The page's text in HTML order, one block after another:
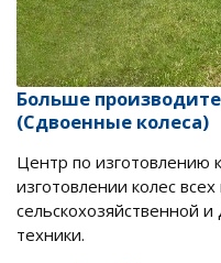
Больше
(Сдвоенные колеса)
Центр по изготовлению
изготовлении колес
сельскохозяйственной
техники.